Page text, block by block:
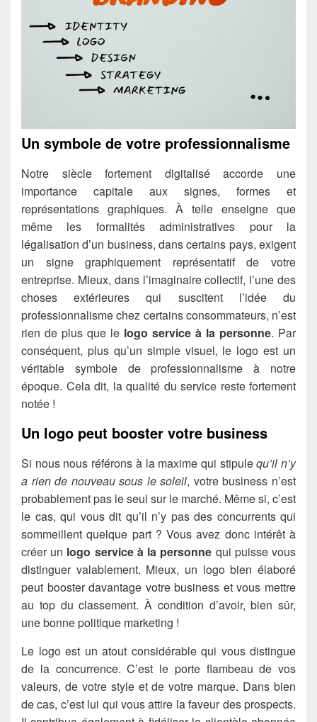
Un symbole de votre professionnalisme
Notre siècle fortement digitalisé accorde une
importance capitale aux signes, formes et
représentations graphiques. À telle enseigne que
même les formalités administratives pour la
légalisation d’un business, dans certains pays, exigent
un signe graphiquement représentatif de votre
entreprise. Mieux, dans l’imaginaire collectif, l’une des
choses extérieures qui suscitent l’idée du
professionnalisme chez certains consommateurs, n’est
rien de plus que le logo service à la personne. Par
conséquent, plus qu’un simple visuel, le logo est un
véritable symbole de professionnalisme à notre
époque. Cela dit, la qualité du service reste fortement
notée !
Un logo peut booster votre business
Si nous nous référons à la maxime qui stipulequ’il n’y
a rien de nouveau sous le soleil, votre business n’est
probablement pas le seul sur le marché. Même si, c’est
le cas, qui vous dit qu’il n’y pas des concurrents qui
sommeillent quelque part ? Vous avez donc intérêt à
créer un logo service à la personne qui puisse vous
distinguer valablement. Mieux, un logo bien élaboré
peut booster davantage votre business et vous mettre
au top du classement. À condition d’avoir, bien sûr,
une bonne politique marketing !
Le logo est un atout considérable qui vous distingue
de la concurrence. C’est le porte flambeau de vos
valeurs, de votre style et de votre marque. Dans bien
de cas, c’est lui qui vous attire la faveur des prospects.